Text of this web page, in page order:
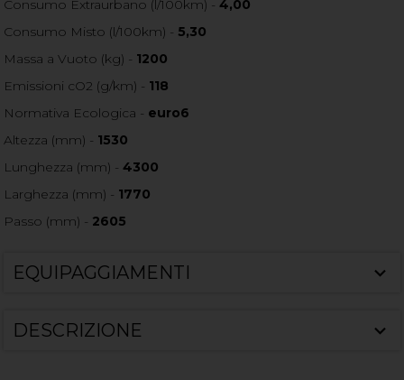
Consumo Extraurbano (l/100km) -4,00
Consumo Misto (l/100km) - 5,30
Massa a Vuoto (kg) - 1200
Emissioni cO2 (g/km) - 118
Normativa Ecologica - euro6
Altezza (mm) - 1530
Lunghezza (mm) -4300
Larghezza (mm) - 1770
Passo (mm) - 2605
EQUIPAGGIAMENTI
DESCRIZIONE